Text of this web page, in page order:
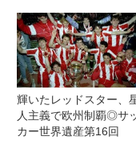
輝いたレッドスター、
人主義で欧州制覇◎サ
カー世界遺産第16回